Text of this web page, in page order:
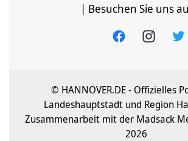
| Besuchen Sie uns
© HANNOVER.DE - Offizielles
Landeshauptstadt und Region
Zusammenarbeit mit der Madsack
2026